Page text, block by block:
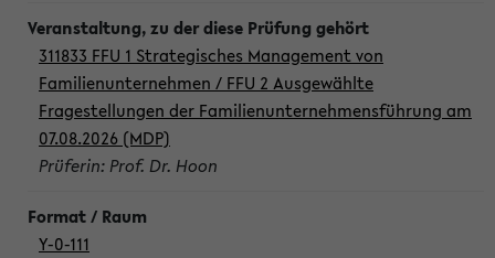
311833 FFU 1 Strategisches Management von
Familienunternehmen / FFU 2 Ausgewählte
Fragestellungen der Familienunternehmensführung am
07.08.2026 (MDP)
Prüferin: Prof. Dr. Hoon
Y-0-111